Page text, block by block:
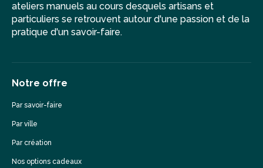
ateliers manuels au cours desquels artisans et
particuliers se retrouvent autour d'une passion et de la
pratique d'un savoir-faire.
Notre offre
Par savoir-faire
Par ville
Par création
Nos options cadeaux